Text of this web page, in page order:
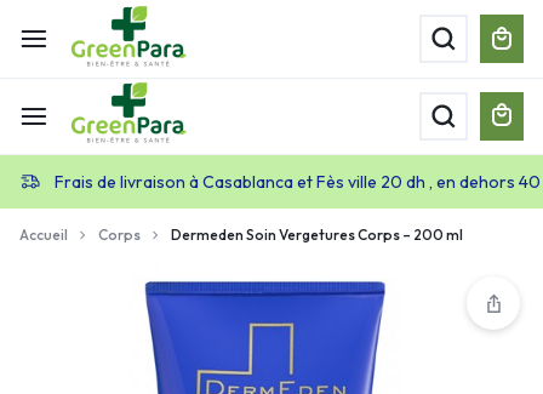
Frais de livraison à Casablanca et Fès ville 20 dh , en dehors
Accueil Corps Dermeden Soin Vergetures Corps – 200 ml